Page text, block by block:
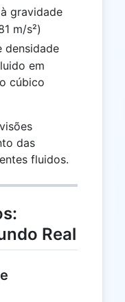
gravidade
m/s²)
densidade
em
cúbico
das
fluidos.
Real